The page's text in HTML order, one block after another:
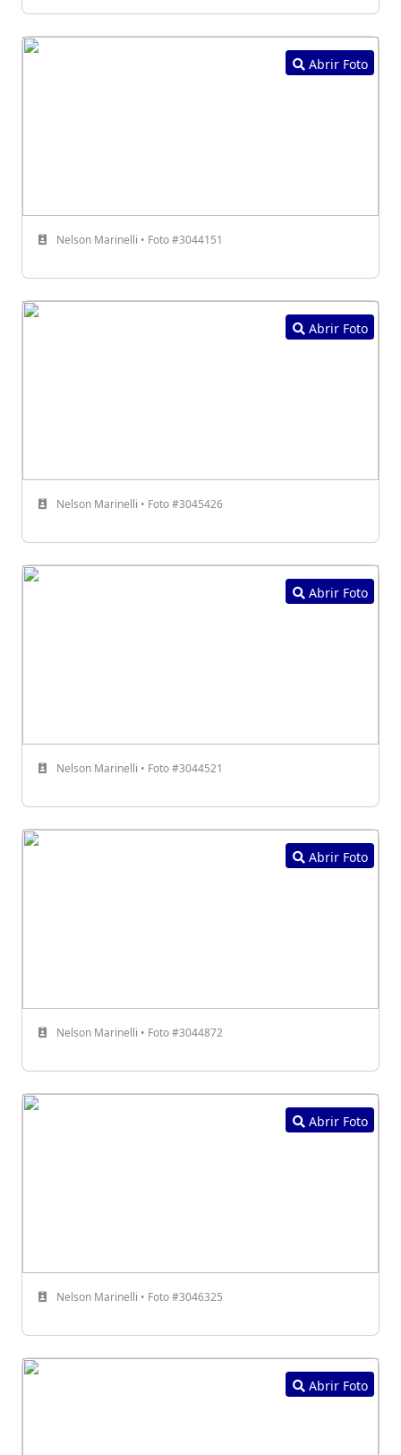
Abrir Foto
Nelson Marinelli • Foto #3044151
Abrir Foto
Nelson Marinelli • Foto #3045426
Abrir Foto
Nelson Marinelli • Foto #3044521
Abrir Foto
Nelson Marinelli • Foto #3044872
Abrir Foto
Nelson Marinelli • Foto #3046325
Abrir Foto